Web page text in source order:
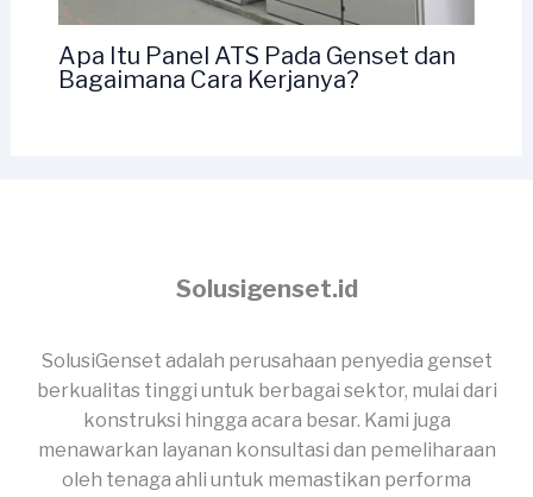
Apa Itu Panel ATS Pada Genset dan
Bagaimana Cara Kerjanya?
Solusigenset.id
SolusiGenset adalah perusahaan penyedia genset
berkualitas tinggi untuk berbagai sektor, mulai dari
konstruksi hingga acara besar. Kami juga
menawarkan layanan konsultasi dan pemeliharaan
oleh tenaga ahli untuk memastikan performa